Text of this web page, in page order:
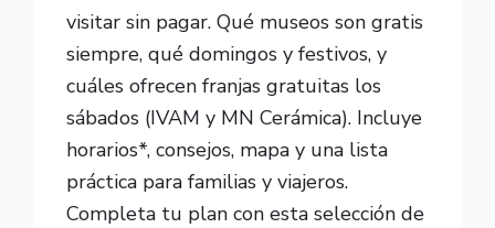
visitar sin pagar. Qué museos son gratis
siempre, qué domingos y festivos, y
cuáles ofrecen franjas gratuitas los
sábados (IVAM y MN Cerámica). Incluye
horarios*, consejos, mapa y una lista
práctica para familias y viajeros.
Completa tu plan con esta selección de